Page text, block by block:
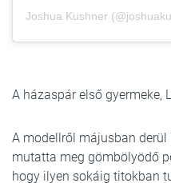
A házaspár első gyermeke,
A modellről májusban
mutatta meg gömbölyödő
hogy ilyen sokáig titokban